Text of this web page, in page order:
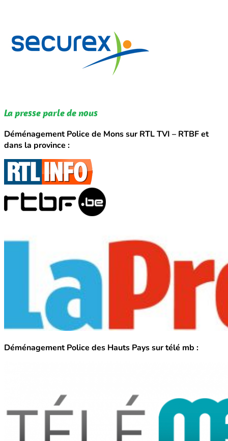
La presse parle de nous
Déménagement Police de Mons sur RTL TVI – RTBF et
dans la province :
Déménagement Police des Hauts Pays sur télé mb :